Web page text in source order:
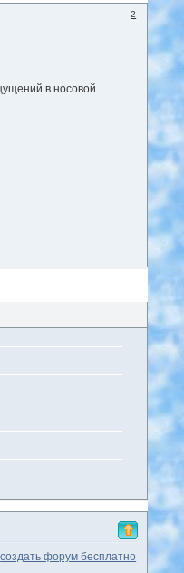
2
доктором.
в носовой
создать форум бесплатно